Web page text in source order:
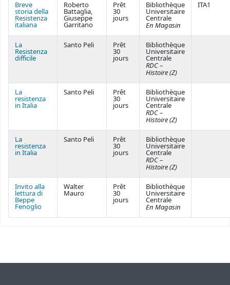
Breve
storia della
Resistenza
italiana
Roberto
Battaglia,
Giuseppe
Garritano
Prêt
30
jours
Bibliothèque
Universitaire
Centrale
En Magasin
ITA1
La
Resistenza
difficile
Santo Peli Prêt
30
jours
Bibliothèque
Universitaire
Centrale
RDC –
Histoire (Z)
La
resistenza
in Italia
Santo Peli Prêt
30
jours
Bibliothèque
Universitaire
Centrale
RDC –
Histoire (Z)
La
resistenza
in Italia
Santo Peli Prêt
30
jours
Bibliothèque
Universitaire
Centrale
RDC –
Histoire (Z)
Invito alla
lettura di
Beppe
Fenoglio
Walter
Mauro
Prêt
30
jours
Bibliothèque
Universitaire
Centrale
En Magasin